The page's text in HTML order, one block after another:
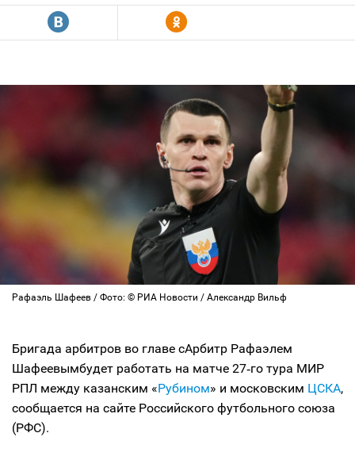
R Y
Рафаэль Шафеев / Фото: © РИА Новости / Александр Вильф
Бригада арбитров во главе сАрбитр Рафаэлем
Шафеевымбудет работать на матче 27‑го тура МИР
РПЛ между казанским «Рубином» и московским ЦСКА,
сообщается на сайте Российского футбольного союза
(РФС).